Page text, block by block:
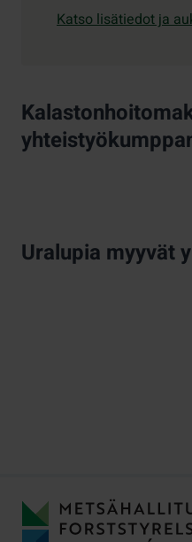
Katso lisätiedot ja
Uralupia myyvät